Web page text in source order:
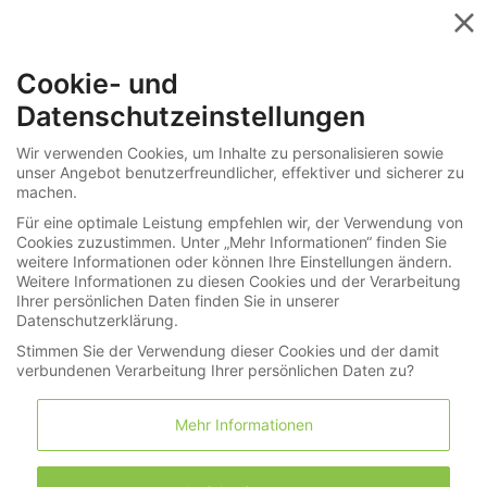
Uhren »
272-4217
Anhängeuhr: Bedeutende und extrem
seltenen Renaissance-Stil Halsuhr aus PP
Umfeld, Majewski Geneve um 1860
LNDA Los
Informationen
Cookie- und
Datenschutzeinstellungen
Wir verwenden Cookies, um Inhalte zu personalisieren sowie
unser Angebot benutzerfreundlicher, effektiver und sicherer zu
machen.
Für eine optimale Leistung empfehlen wir, der Verwendung von
Cookies zuzustimmen. Unter „Mehr Informationen“ finden Sie
weitere Informationen oder können Ihre Einstellungen ändern.
Weitere Informationen zu diesen Cookies und der Verarbeitung
Ihrer persönlichen Daten finden Sie in unserer
Datenschutzerklärung.
Stimmen Sie der Verwendung dieser Cookies und der damit
verbundenen Verarbeitung Ihrer persönlichen Daten zu?
Mehr Informationen